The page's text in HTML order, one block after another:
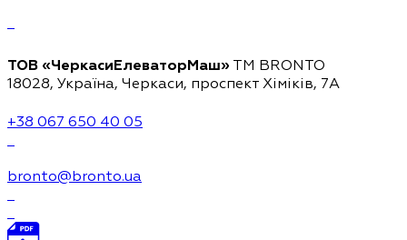
ТОВ «ЧеркасиЕлеваторМаш» ТМ BRONTO
18028, Україна, Черкаси, проспект Хіміків, 7А
+38 067 650 40 05
bronto@bronto.ua